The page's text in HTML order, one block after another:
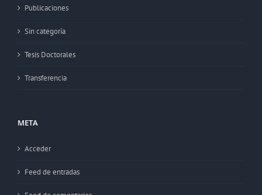
Publicaciones
Sin categoría
Tesis Doctorales
Transferencia
META
Acceder
Feed de entradas